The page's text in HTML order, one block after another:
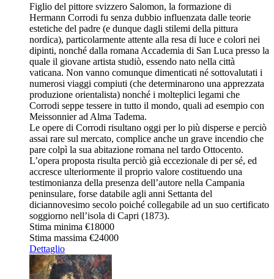
Figlio del pittore svizzero Salomon, la formazione di
Hermann Corrodi fu senza dubbio influenzata dalle teorie
estetiche del padre (e dunque dagli stilemi della pittura
nordica), particolarmente attente alla resa di luce e colori nei
dipinti, nonché dalla romana Accademia di San Luca presso la
quale il giovane artista studiò, essendo nato nella città
vaticana. Non vanno comunque dimenticati né sottovalutati i
numerosi viaggi compiuti (che determinarono una apprezzata
produzione orientalista) nonché i molteplici legami che
Corrodi seppe tessere in tutto il mondo, quali ad esempio con
Meissonnier ad Alma Tadema.
Le opere di Corrodi risultano oggi per lo più disperse e perciò
assai rare sul mercato, complice anche un grave incendio che
pare colpì la sua abitazione romana nel tardo Ottocento.
L’opera proposta risulta perciò già eccezionale di per sé, ed
accresce ulteriormente il proprio valore costituendo una
testimonianza della presenza dell’autore nella Campania
peninsulare, forse databile agli anni Settanta del
diciannovesimo secolo poiché collegabile ad un suo certificato
soggiorno nell’isola di Capri (1873).
Stima minima €18000
Stima massima €24000
Dettaglio